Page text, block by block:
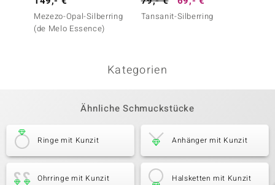
Mezezo-Opal-Silberring
(de Melo Essence)
Tansanit-Silberring
Kategorien
Ähnliche Schmuckstücke
Ringe mit Kunzit Anhänger mit Kunzit
Ohrringe mit Kunzit Halsketten mit Kunzit